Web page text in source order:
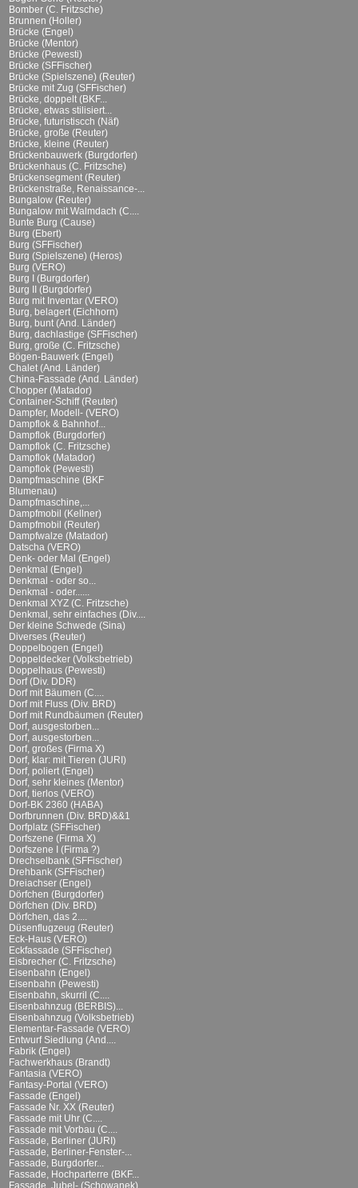
Bomber (C. Fritzsche)
Brunnen (Holler)
Brücke (Engel)
Brücke (Mentor)
Brücke (Pewesti)
Brücke (SFFischer)
Brücke (Spielszene) (Reuter)
Brücke mit Zug (SFFischer)
Brücke, doppelt (BKF...
Brücke, etwas stilisiert...
Brücke, futuristiscch (Näf)
Brücke, große (Reuter)
Brücke, kleine (Reuter)
Brückenbauwerk (Burgdorfer)
Brückenhaus (C. Fritzsche)
Brückensegment (Reuter)
Brückenstraße, Renaissance-...
Bungalow (Reuter)
Bungalow mit Walmdach (C....
Bunte Burg (Cause)
Burg (Ebert)
Burg (SFFischer)
Burg (Spielszene) (Heros)
Burg (VERO)
Burg I (Burgdorfer)
Burg II (Burgdorfer)
Burg mit Inventar (VERO)
Burg, belagert (Eichhorn)
Burg, bunt (And. Länder)
Burg, dachlastige (SFFischer)
Burg, große (C. Fritzsche)
Bögen-Bauwerk (Engel)
Chalet (And. Länder)
China-Fassade (And. Länder)
Chopper (Matador)
Container-Schiff (Reuter)
Dampfer, Modell- (VERO)
Dampflok & Bahnhof...
Dampflok (Burgdorfer)
Dampflok (C. Fritzsche)
Dampflok (Matador)
Dampflok (Pewesti)
Dampfmaschine (BKF
Blumenau)
Dampfmaschine,...
Dampfmobil (Kellner)
Dampfmobil (Reuter)
Dampfwalze (Matador)
Datscha (VERO)
Denk- oder Mal (Engel)
Denkmal (Engel)
Denkmal - oder so...
Denkmal - oder......
Denkmal XYZ (C. Fritzsche)
Denkmal, sehr einfaches (Div....
Der kleine Schwede (Sina)
Diverses (Reuter)
Doppelbogen (Engel)
Doppeldecker (Volksbetrieb)
Doppelhaus (Pewesti)
Dorf (Div. DDR)
Dorf mit Bäumen (C....
Dorf mit Fluss (Div. BRD)
Dorf mit Rundbäumen (Reuter)
Dorf, ausgestorben...
Dorf, ausgestorben...
Dorf, großes (Firma X)
Dorf, klar: mit Tieren (JURI)
Dorf, poliert (Engel)
Dorf, sehr kleines (Mentor)
Dorf, tierlos (VERO)
Dorf-BK 2360 (HABA)
Dorfbrunnen (Div. BRD)&&1
Dorfplatz (SFFischer)
Dorfszene (Firma X)
Dorfszene I (Firma ?)
Drechselbank (SFFischer)
Drehbank (SFFischer)
Dreiachser (Engel)
Dörfchen (Burgdorfer)
Dörfchen (Div. BRD)
Dörfchen, das 2....
Düsenflugzeug (Reuter)
Eck-Haus (VERO)
Eckfassade (SFFischer)
Eisbrecher (C. Fritzsche)
Eisenbahn (Engel)
Eisenbahn (Pewesti)
Eisenbahn, skurril (C....
Eisenbahnzug (BERBIS)...
Eisenbahnzug (Volksbetrieb)
Elementar-Fassade (VERO)
Entwurf Siedlung (And....
Fabrik (Engel)
Fachwerkhaus (Brandt)
Fantasia (VERO)
Fantasy-Portal (VERO)
Fassade (Engel)
Fassade Nr. XX (Reuter)
Fassade mit Uhr (C....
Fassade mit Vorbau (C....
Fassade, Berliner (JURI)
Fassade, Berliner-Fenster-...
Fassade, Burgdorfer...
Fassade, Hochparterre (BKF...
Fassade, Jubel- (Schowanek)